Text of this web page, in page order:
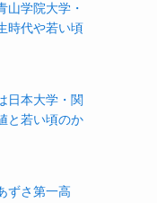
山学院大学・
時代や若い頃
日本大学・関
と若い頃のか
ずさ第一高